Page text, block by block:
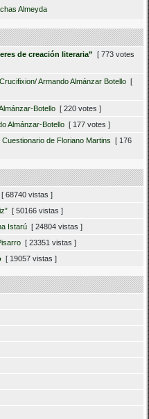
Almeyda
de creación literaria”
[ 773 votes
Armando Almánzar Botello [
Botello [ 220 votes ]
Almánzar-Botello [ 177 votes ]
Cuestionario de Floriano Martins
[ 176
[ 68740 vistas ]
[ 50166 vistas ]
Istarú [ 24804 vistas ]
[ 23351 vistas ]
[ 19057 vistas ]